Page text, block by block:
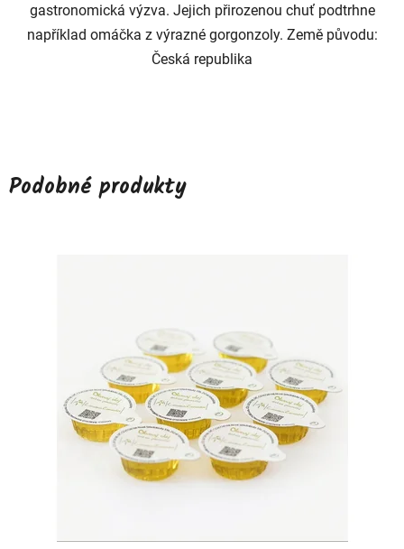
gastronomická výzva. Jejich přirozenou chuť podtrhne
například omáčka z výrazné gorgonzoly. Země původu:
Česká republika
Podobné produkty